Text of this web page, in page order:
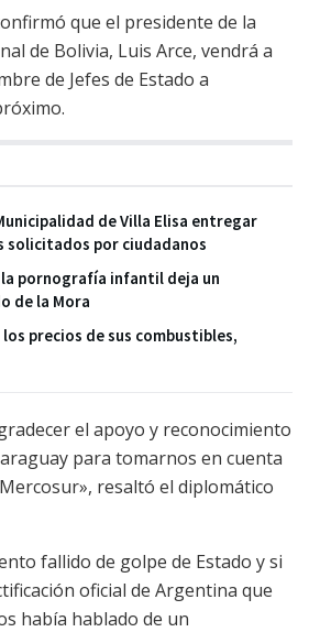
que el presidente de la
de Bolivia, Luis Arce, vendrá a
de Jefes de Estado a
de Villa Elisa entregar
solicitados por ciudadanos
pornografía infantil deja un
de la Mora
precios de sus combustibles,
el apoyo y reconocimiento
para tomarnos en cuenta
resaltó el diplomático
fallido de golpe de Estado y si
oficial de Argentina que
había hablado de un